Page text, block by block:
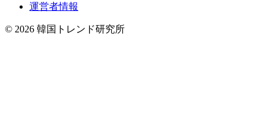
運営者情報
© 2026 韓国トレンド研究所